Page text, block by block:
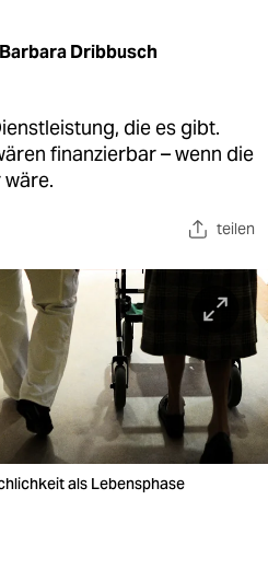
Barbara Dribbusch
die es gibt.
finanzierbar – wenn die
teilen
als Lebensphase